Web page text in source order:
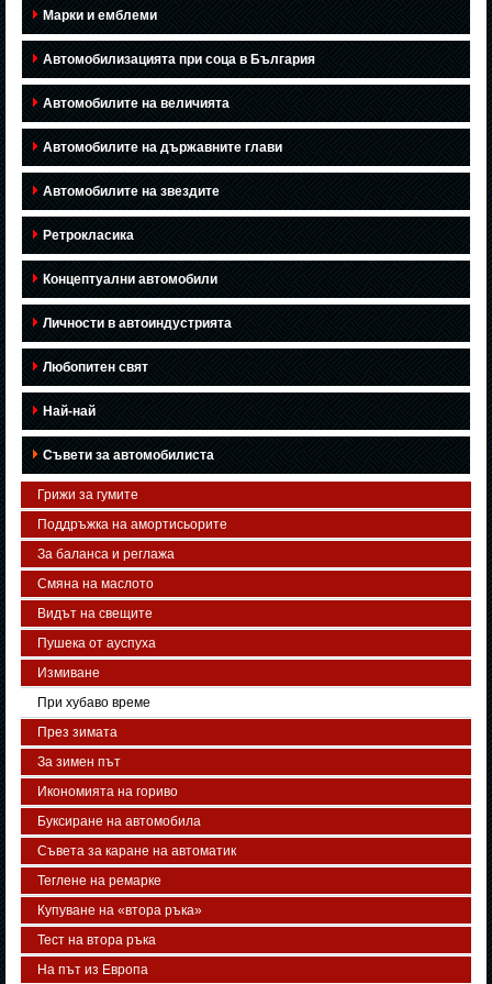
Марки и емблеми
Автомобилизацията при соца в България
Автомобилите на величията
Автомобилите на държавните глави
Автомобилите на звездите
Ретрокласика
Концептуални автомобили
Личности в автоиндустрията
Любопитен свят
Най-най
Съвети за автомобилиста
Грижи за гумите
Поддръжка на амортисьорите
За баланса и реглажа
Смяна на маслото
Видът на свещите
Пушека от ауспуха
Измиване
При хубаво време
През зимата
За зимен път
Икономията на гориво
Буксиране на автомобила
Съвета за каране на автоматик
Теглене на ремарке
Купуване на «втора ръка»
Тест на втора ръка
На път из Европа